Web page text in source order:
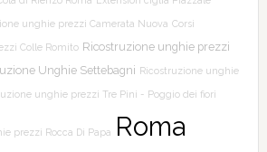
unghie prezzi Camerata Nuova Corsi
Colle Romito Ricostruzione unghie prezzi
Unghie Settebagni Ricostruzione unghie
unghie prezzi Tre Pini - Poggio dei fiori
prezzi Rocca Di Papa
Roma